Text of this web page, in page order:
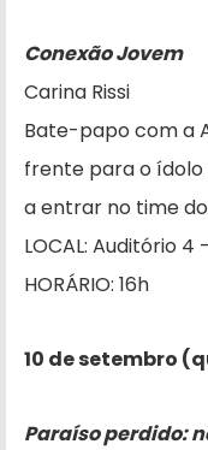
Conexão Jovem
Carina Rissi
Bate-papo com a
frente para o ídolo
a entrar no time
LOCAL: Auditório
HORÁRIO: 16h
10 de setembro
Paraíso perdido: